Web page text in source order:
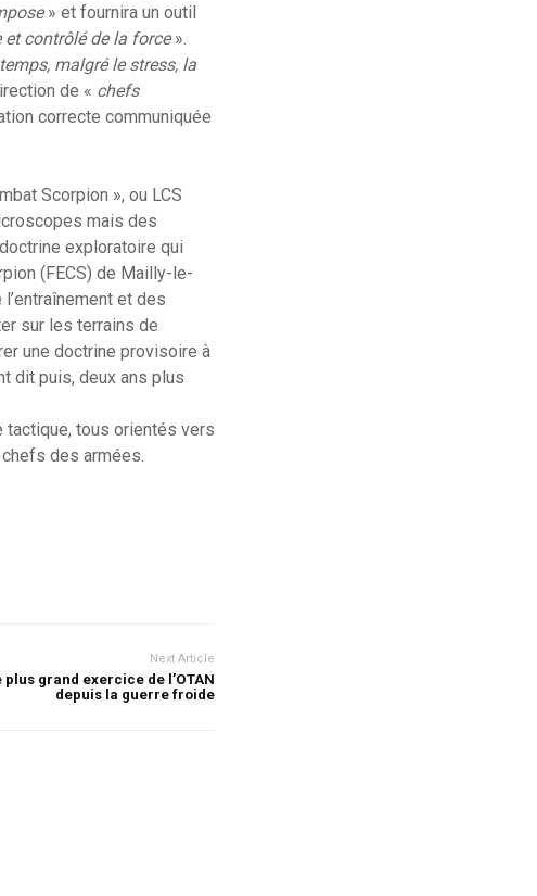
» et fournira un outil
contrôlé de la force».
malgré le stress, la
de « chefs
correcte communiquée
Scorpion », ou LCS
mais des
exploratoire qui
(FECS) de Mailly-le-
et des
sur les terrains de
une doctrine provisoire à
dit puis, deux ans plus
tactique, tous orientés vers
des armées.
Next Article
grand exercice de l’OTAN
depuis la guerre froide